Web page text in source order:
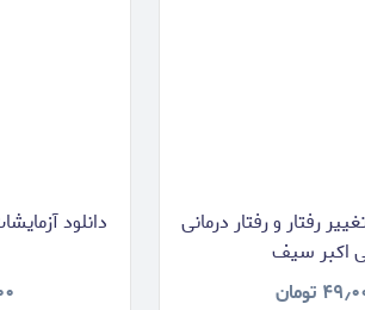
رفتار و رفتار درمانی
اکبر سیف
تومان
دانلود